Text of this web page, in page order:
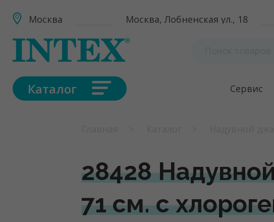
Москва Москва, Лобненская ул., 18
Каталог Сервис
28428
71 см. с